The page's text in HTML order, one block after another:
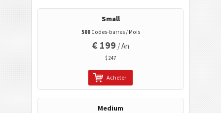
Codes barres en 2D
Codes à barres 2D GS1
Banque électronique / SEPA
Tagging mobile
Small
500Codes-barres / Mois
€ 199 / An
$ 247
Acheter
Medium